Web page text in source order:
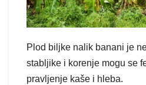
Plod biljke nalik banani je
stabljike i korenje mogu se
pravljenje kaše i hleba.